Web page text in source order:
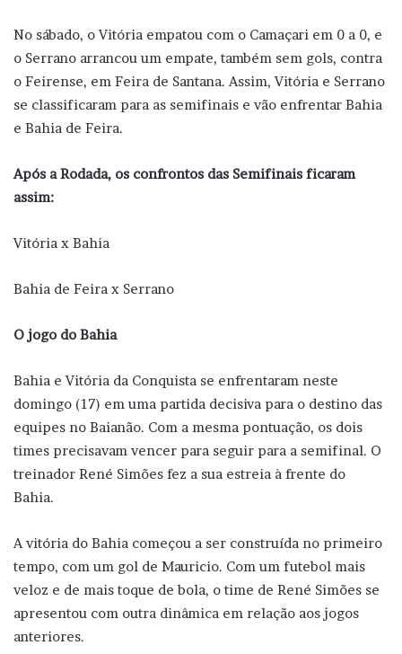
No sábado, o Vitória empatou com o Camaçari em 0 a 0, e
o Serrano arrancou um empate, também sem gols, contra
o Feirense, em Feira de Santana. Assim, Vitória e Serrano
se classificaram para as semifinais e vão enfrentar Bahia
e Bahia de Feira.
Após a Rodada, os confrontos das Semifinais ficaram
assim:
Vitória x Bahia
Bahia de Feira x Serrano
O jogo do Bahia
Bahia e Vitória da Conquista se enfrentaram neste
domingo (17) em uma partida decisiva para o destino das
equipes no Baianão. Com a mesma pontuação, os dois
times precisavam vencer para seguir para a semifinal. O
treinador René Simões fez a sua estreia à frente do
Bahia.
A vitória do Bahia começou a ser construída no primeiro
tempo, com um gol de Mauricio. Com um futebol mais
veloz e de mais toque de bola, o time de René Simões se
apresentou com outra dinâmica em relação aos jogos
anteriores.